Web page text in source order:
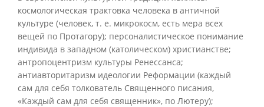
космологическая трактовка человека в античной
культуре (человек, т. е. микрокосм, есть мера всех
вещей по Протагору); персоналистическое понимание
индивида в западном (католическом) христианстве;
антропоцентризм культуры Ренессанса;
антиавторитаризм идеологии Реформации (каждый
сам для себя толкователь Священного писания,
«Каждый сам для себя священник», по Лютеру);